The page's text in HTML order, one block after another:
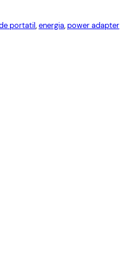
portatil, energia, power adapter